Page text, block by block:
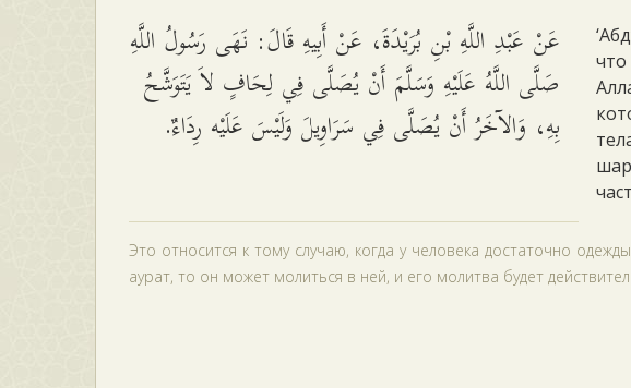
عَنْ عَبْدِ اللَّهِ بْنِ بُرَيْدَةَ، عَنْ أَبِيهِ قَالَ: نَهَى رَسُولُ اللَّهِ
صَلَّى اللَّهُ عَلَيْهِ وَسَلَّمَ أَنْ يُصَلَّى فِي لِحَافٍ لاَ يَتَوَشَّحُ
بِهِ، وَالآخَرُ أَنْ يُصَلَّى فِي سَرَاوِيلَ وَلَيْسَ عَلَيْه رِدَاءٌ.
что
Это относится к тому случаю, когда у человека достаточно
аурат, то он может молиться в ней, и его молитва будет